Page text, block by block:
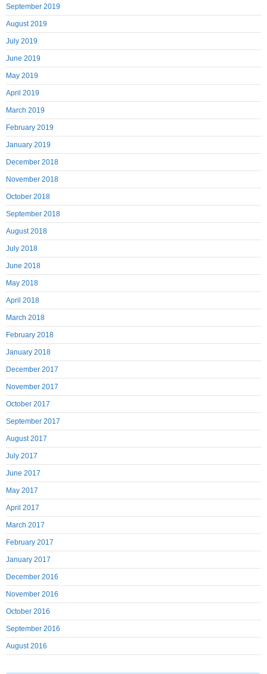
September 2019
August 2019
July 2019
June 2019
May 2019
April 2019
March 2019
February 2019
January 2019
December 2018
November 2018
October 2018
September 2018
August 2018
July 2018
June 2018
May 2018
April 2018
March 2018
February 2018
January 2018
December 2017
November 2017
October 2017
September 2017
August 2017
July 2017
June 2017
May 2017
April 2017
March 2017
February 2017
January 2017
December 2016
November 2016
October 2016
September 2016
August 2016